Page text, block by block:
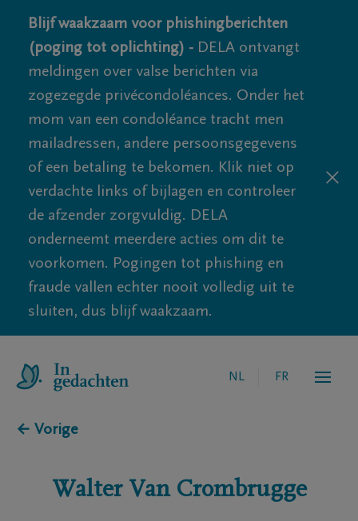
Blijf waakzaam voor phishingberichten
(poging tot oplichting) - DELA ontvangt
meldingen over valse berichten via
zogezegde privécondoléances. Onder het
mom van een condoléance tracht men
mailadressen, andere persoonsgegevens
of een betaling te bekomen. Klik niet op
verdachte links of bijlagen en controleer
de afzender zorgvuldig. DELA
onderneemt meerdere acties om dit te
voorkomen. Pogingen tot phishing en
fraude vallen echter nooit volledig uit te
sluiten, dus blijf waakzaam.
NL FR
← Vorige
Walter Van Crombrugge